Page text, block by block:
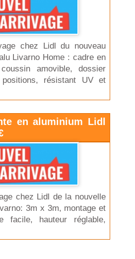
chez Lidl du nouveau
Livarno Home : cadre en
amovible, dossier
résistant UV et
en aluminium Lidl
chez Lidl de la nouvelle
3m x 3m, montage et
facile, hauteur réglable,